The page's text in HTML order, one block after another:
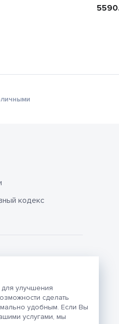
улучшения
сделать
удобным. Если Вы
услугами, мы
кодекс